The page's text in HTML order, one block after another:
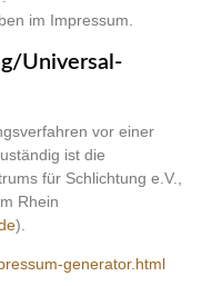
im Impressum.
Universal­
vor einer
ist die
für Schlichtung e.V.,
Rhein
).
generator.html